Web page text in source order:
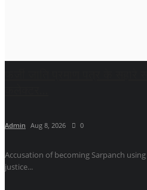
Admin Aug 8, 2026 0
Accusation of becoming Sarpanch
justice...